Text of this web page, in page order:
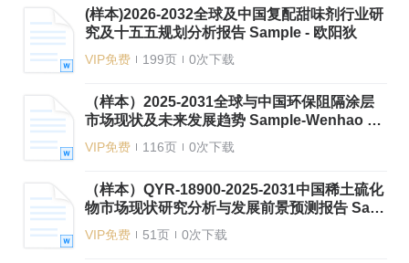
(样本)2026-2032全球及中国复配甜味剂行业研
究及十五五规划分析报告 Sample - 欧阳狄
VIP免费 199页 0次下载
（样本）2025-2031全球与中国环保阻隔涂层
市场现状及未来发展趋势 Sample-Wenhao Ho
VIP免费 116页 0次下载
（样本）QYR-18900-2025-2031中国稀土硫化
物市场现状研究分析与发展前景预测报告 Sam
ple ZXL
VIP免费 51页 0次下载